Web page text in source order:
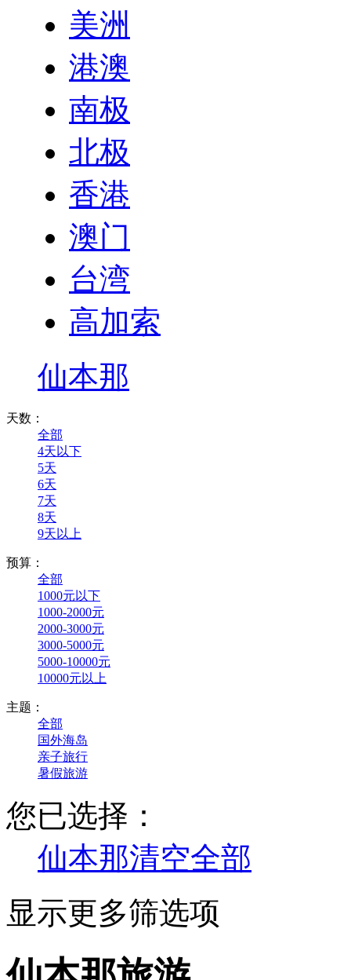
美洲
港澳
南极
北极
香港
澳门
台湾
高加索
仙本那
天数：
全部
4天以下
5天
6天
7天
8天
9天以上
预算：
全部
1000元以下
1000-2000元
2000-3000元
3000-5000元
5000-10000元
10000元以上
主题：
全部
国外海岛
亲子旅行
暑假旅游
您已选择：
仙本那清空全部
显示更多筛选项